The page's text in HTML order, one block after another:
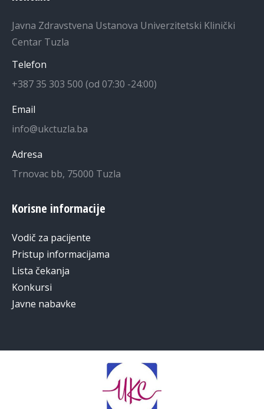
Javna Zdravstvena Ustanova Univerzitetski Klinički
Centar Tuzla
Telefon
+387 35 303 500 (od 07:30 -24:00)
Email
info@ukctuzla.ba
Adresa
Trnovac bb, 75000 Tuzla
Korisne informacije
Vodič za pacijente
Pristup informacijama
Lista čekanja
Konkursi
Javne nabavke